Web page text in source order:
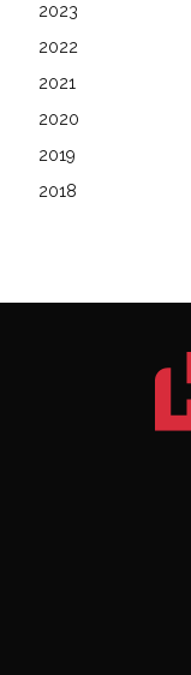
2023
2022
2021
2020
2019
2018